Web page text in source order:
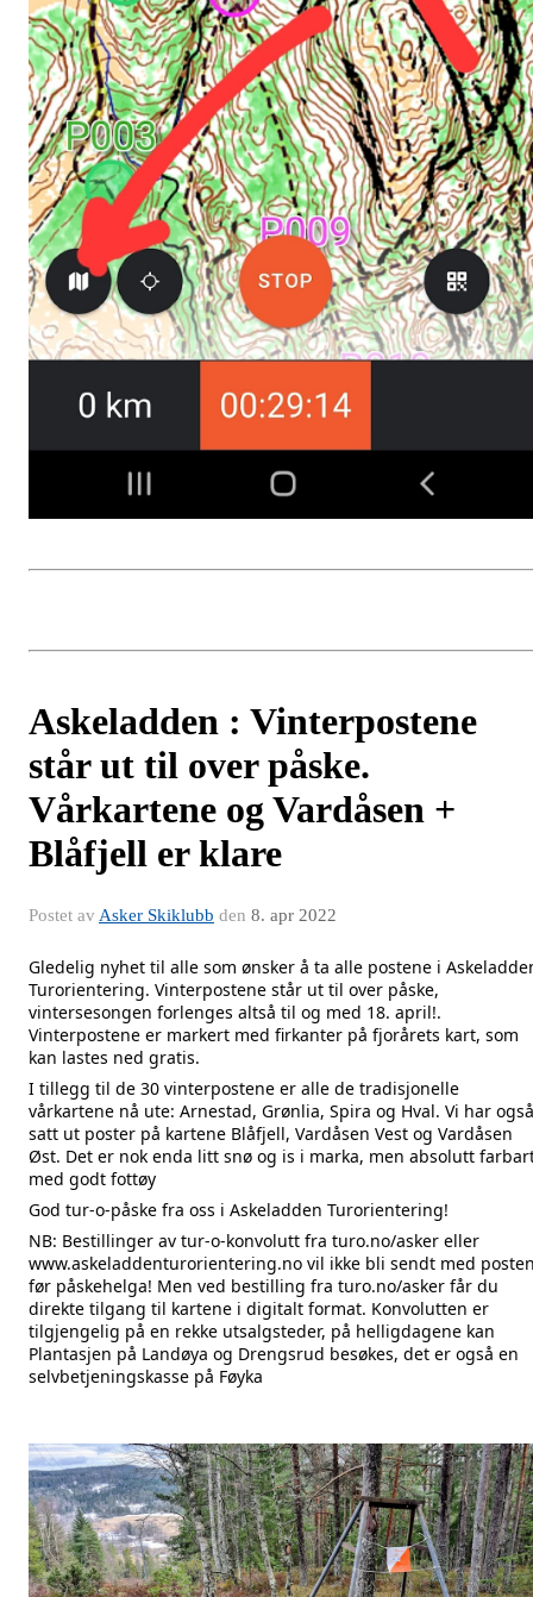
Askeladden : Vinterpostene
står ut til over påske.
Vårkartene og Vardåsen +
Blåfjell er klare
Postet av Asker Skiklubb den 8. apr 2022
Gledelig nyhet til alle som ønsker å ta alle postene i
Turorientering. Vinterpostene står ut til over påske,
vintersesongen forlenges altså til og med 18. april!.
Vinterpostene er markert med firkanter på fjorårets kart, som
kan lastes ned gratis.
I tillegg til de 30 vinterpostene er alle de tradisjonelle
vårkartene nå ute: Arnestad, Grønlia, Spira og Hval. Vi har også
satt ut poster på kartene Blåfjell, Vardåsen Vest og Vardåsen
Øst. Det er nok enda litt snø og is i marka, men absolutt
med godt fottøy
God tur-o-påske fra oss i Askeladden Turorientering!
NB: Bestillinger av tur-o-konvolutt fra turo.no/asker
www.askeladdenturorientering.no vil ikke bli sendt med
før påskehelga! Men ved bestilling fra turo.no/asker får du
direkte tilgang til kartene i digitalt format. Konvolutten er
tilgjengelig på en rekke utsalgsteder, på helligdagene kan
Plantasjen på Landøya og Drengsrud besøkes, det er også en
selvbetjeningskasse på Føyka